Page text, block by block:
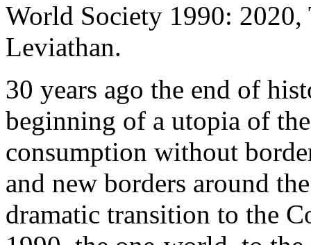
World Society 1990: 2020,
Leviathan.
30 years ago the end of
beginning of a utopia of
consumption without
and new borders around
dramatic transition to the